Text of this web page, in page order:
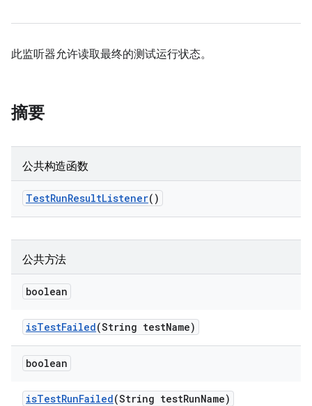
此监听器允许读取最终的测试运行状态。
摘要
公共构造函数
TestRunResultListener()
公共方法
boolean
isTestFailed(String testName)
boolean
isTestRunFailed(String testRunName)